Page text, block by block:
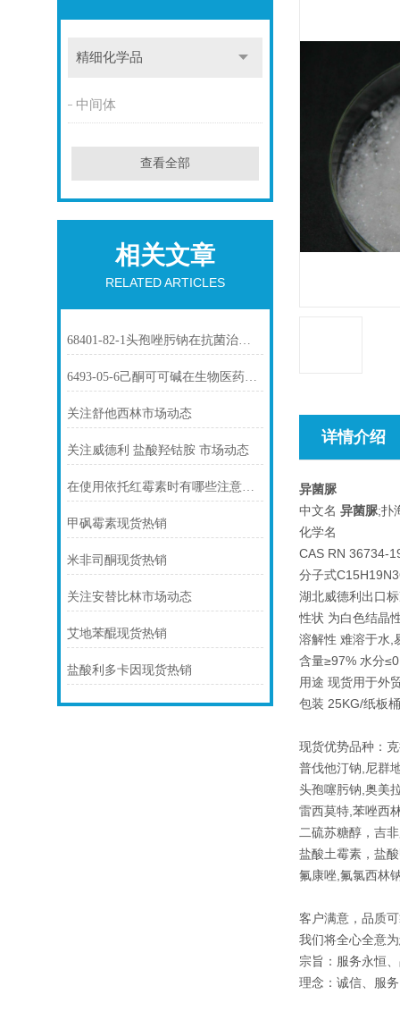
精细化学品
中间体
查看全部
相关文章
RELATED ARTICLES
68401-82-1头孢唑肟钠在抗菌治疗中的应用
6493-05-6己酮可可碱在生物医药中的应用
关注舒他西林市场动态
关注威德利 盐酸羟钴胺 市场动态
在使用依托红霉素时有哪些注意事项呢？看看本篇吧
甲砜霉素现货热销
米非司酮现货热销
关注安替比林市场动态
艾地苯醌现货热销
盐酸利多卡因现货热销
详情介绍
异菌脲
中文名 异菌脲;扑
化学名
CAS RN 36734-
分子式
湖北威德利出口
性状 为白色结晶
溶解性 难溶于水,
含量≥97% 水分
用途 现货用于外
包装 25KG/纸板
现货优势品种：
普伐他汀钠,尼群
头孢噻肟钠,奥美
雷西莫特,苯唑西
二硫苏糖醇，吉
盐酸土霉素，盐
氟康唑,氟氯西林
客户满意，品质
我们将全心全意
宗旨：服务永恒
理念：诚信、服